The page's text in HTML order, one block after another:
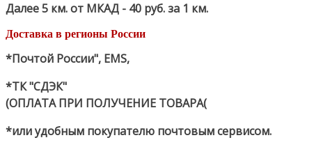
Далее 5 км. от МКАД - 40 руб. за 1 км.
Доставка в регионы России
*Почтой России", EMS,
*ТК "СДЭК"
(ОПЛАТА ПРИ ПОЛУЧЕНИЕ ТОВАРА(
*или удобным покупателю почтовым сервисом.